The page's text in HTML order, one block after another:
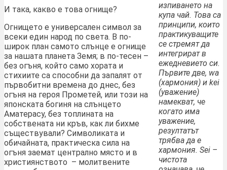
изпиването на
купа чай. Това са
принципи, които
практикуващите
се стремят да
интегрират в
ежедневието си.
Първите две, wa
(хармония) и kei
(уважение)
намекват, че
когато има
уважение,
резултатът
трябва да е
хармония. Sei –
чистота
И така, какво е това огнище?
Огнището е универсален символ за
всеки един народ по света. В по-
широк план самото слънце е огнище
за нашата планета Земя; в по-тесен –
без огъня, който само хората и
стихиите са способни да запалят от
първобитни времена до днес, без
огъня на героя Прометей, или този на
японската богиня на слънцето
Аматерасу, без топлината на
собствената ни кръв, как ли бихме
съществували? Символиката и
обичайната, практическа сила на
огъня заемат централно място и в
християнството – молитвените